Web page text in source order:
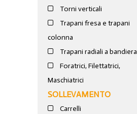
Torni verticali
Trapani fresa e trapani
colonna
Trapani radiali a bandiera
Foratrici, Filettatrici,
Maschiatrici
SOLLEVAMENTO
Carrelli